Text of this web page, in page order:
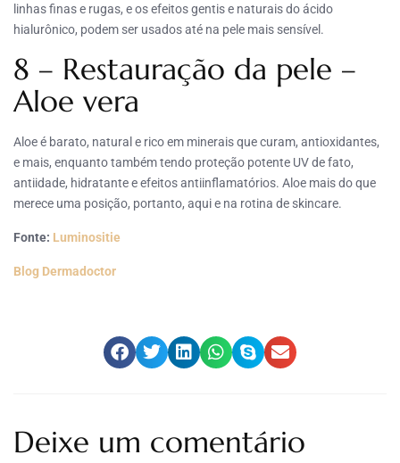
linhas finas e rugas, e os efeitos gentis e naturais do ácido
hialurônico, podem ser usados até na pele mais sensível.
8 – Restauração da pele –
Aloe vera
Aloe é barato, natural e rico em minerais que curam, antioxidantes,
e mais, enquanto também tendo proteção potente UV de fato,
antiidade, hidratante e efeitos antiinflamatórios. Aloe mais do que
merece uma posição, portanto, aqui e na rotina de skincare.
Fonte: Luminositie
Blog Dermadoctor
Deixe um comentário